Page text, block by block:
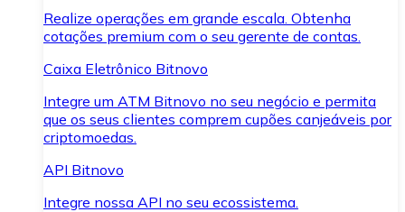
Realize operações em grande escala. Obtenha
cotações premium com o seu gerente de contas.
Caixa Eletrônico Bitnovo
Integre um ATM Bitnovo no seu negócio e permita
que os seus clientes comprem cupões canjeáveis por
criptomoedas.
API Bitnovo
Integre nossa API no seu ecossistema.